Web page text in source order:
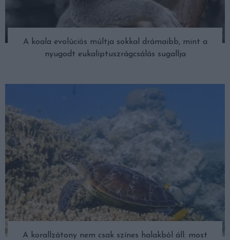
A koala evolúciós múltja sokkal drámaibb, mint a
nyugodt eukaliptuszrágcsálás sugallja
A korallzátony nem csak színes halakból áll: most